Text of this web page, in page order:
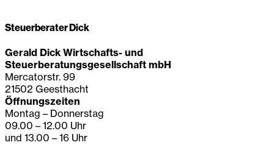
Steuerberater Dick
Gerald Dick Wirtschafts- und
Steuerberatungsgesellschaft mbH
Mercatorstr. 99
21502 Geesthacht
Öffnungszeiten
Montag – Donnerstag
09.00 – 12.00 Uhr
und 13.00 – 16 Uhr